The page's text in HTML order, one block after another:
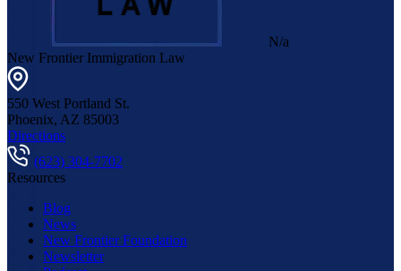
N/a
New Frontier Immigration Law
550 West Portland St.
Phoenix, AZ 85003
Directions
(623) 304-7702
Resources
Blog
News
New Frontier Foundation
Newsletter